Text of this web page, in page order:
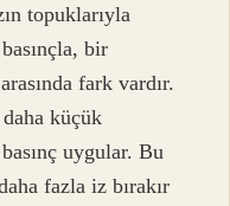
topuklarıyla
bir
fark vardır.
küçük
uygular. Bu
fazla iz bırakır